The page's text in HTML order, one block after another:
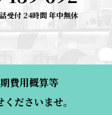
受付 24時間 年中無休
費用概算等
ださいませ。